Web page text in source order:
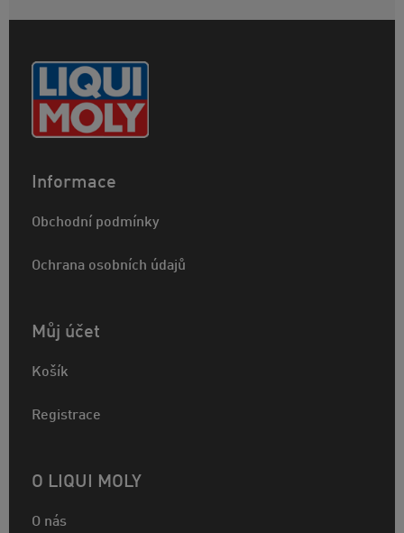
Informace
Obchodní podmínky
Ochrana osobních údajů
Můj účet
Košík
Registrace
O LIQUI MOLY
O nás